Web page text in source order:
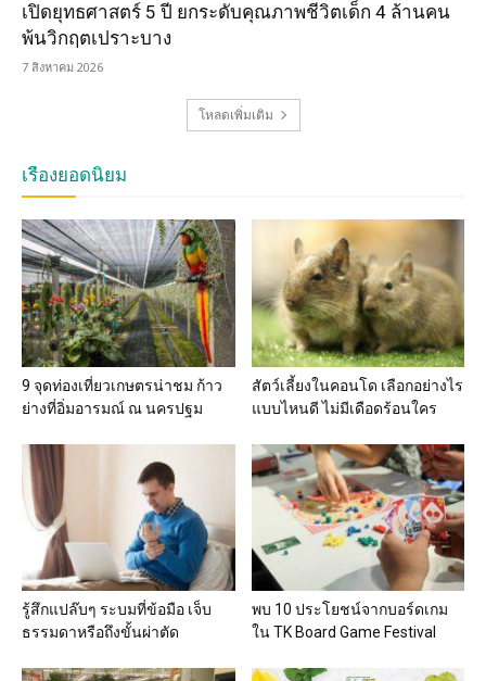
เปิดยุทธศาสตร์ 5 ปี ยกระดับคุณภาพชีวิตเด็ก 4 ล้านคน
พ้นวิกฤตเปราะบาง
7 สิงหาคม 2026
โหลดเพิ่มเติม
เรื่องยอดนิยม
9 จุดท่องเที่ยวเกษตรน่าชม ก้าว
ย่างที่อิ่มอารมณ์ ณ นครปฐม
สัตว์เลี้ยงในคอนโด เลือกอย่างไร
แบบไหนดี ไม่มีเดือดร้อนใคร
รู้สึกแปล๊บๆ ระบมที่ข้อมือ เจ็บ
ธรรมดาหรือถึงขั้นผ่าตัด
พบ 10 ประโยชน์จากบอร์ดเกม
ใน TK Board Game Festival